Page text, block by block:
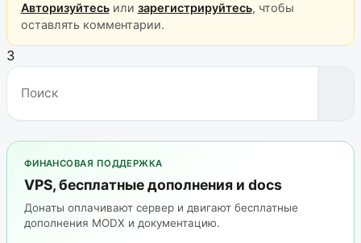
Авторизуйтесьили зарегистрируйтесь, чтобы
оставлять комментарии.
3
ФИНАНСОВАЯ ПОДДЕРЖКА
VPS, бесплатные дополнения и docs
Донаты оплачивают сервер и двигают бесплатные
дополнения MODX и документацию.